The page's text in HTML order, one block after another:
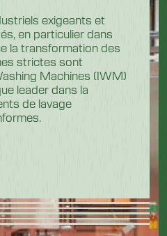
exigeants et
en particulier dans
la transformation des
strictes sont
Machines (IWM)
leader dans la
de lavage